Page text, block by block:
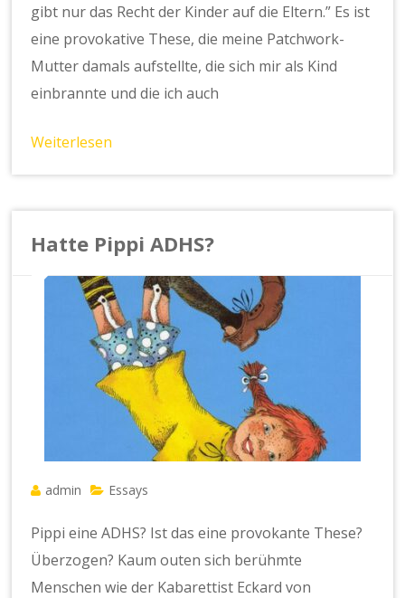
gibt nur das Recht der Kinder auf die Eltern.” Es ist
eine provokative These, die meine Patchwork-
Mutter damals aufstellte, die sich mir als Kind
einbrannte und die ich auch
Weiterlesen
Hatte Pippi ADHS?
admin Essays
Pippi eine ADHS? Ist das eine provokante These?
Überzogen? Kaum outen sich berühmte
Menschen wie der Kabarettist Eckard von